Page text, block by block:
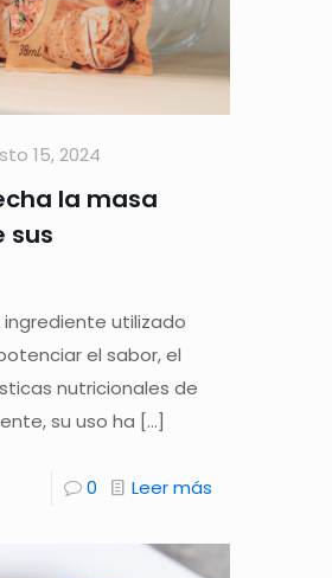
15, 2024
la masa
sus
utilizado
el sabor, el
nutricionales de
su uso ha […]
0 Leer más